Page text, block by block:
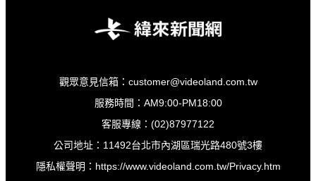
觀眾意見信箱：customer@videoland.com.tw
服務時間：AM9:00-PM18:00
客服專線：(02)87977122
公司地址：11492台北市內湖區瑞光路480號3樓
隱私權聲明： https://www.videoland.com.tw/Privacy.htm